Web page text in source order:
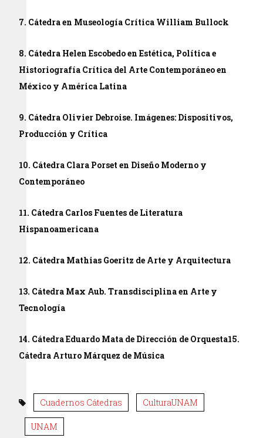
7. Cátedra en Museología Crítica William Bullock
8. Cátedra Helen Escobedo en Estética, Política e
Historiografía Crítica del Arte Contemporáneo en
México y América Latina
9. Cátedra Olivier Debroise. Imágenes: Dispositivos,
Producción y Crítica
10. Cátedra Clara Porset en Diseño Moderno y
Contemporáneo
11. Cátedra Carlos Fuentes de Literatura
Hispanoamericana
12. Cátedra Mathias Goeritz de Arte y Arquitectura
13. Cátedra Max Aub. Transdisciplina en Arte y
Tecnología
14. Cátedra Eduardo Mata de Dirección de Orquesta15.
Cátedra Arturo Márquez de Música
Cuadernos Cátedras CulturaUNAM
UNAM